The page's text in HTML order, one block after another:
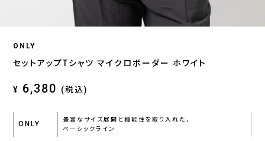
ONLY
セットアップTシャツ マイクロボーダー ホワイト
¥ 6,380 (税込)
ONLY
豊富なサイズ展開と機能性を取り入れた、
ベーシックライン